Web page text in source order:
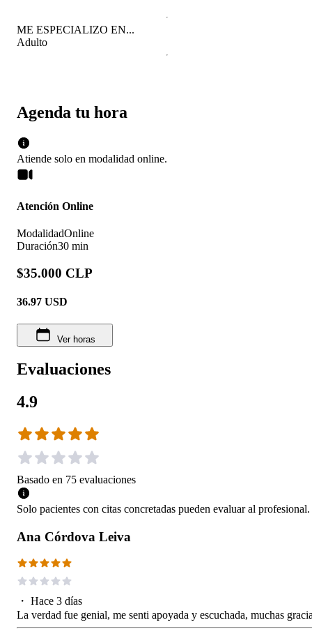
Agenda tu hora
Atiende solo en modalidad online.
Atención Online
ModalidadOnline
Duración30 min
$35.000 CLP
36.97 USD
Ver horas
Evaluaciones
4.9
Basado en 75 evaluaciones
Solo pacientes con citas concretadas pueden evaluar al profesional.
Ana Córdova Leiva
・ Hace 3 días
La verdad fue genial, me senti apoyada y escuchada, muchas
ME ESPECIALIZO EN...
Adulto